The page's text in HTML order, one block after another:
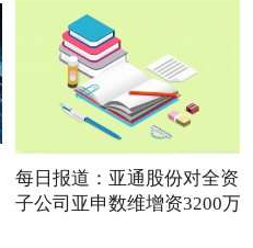
每日报道：亚通股份对全资
子公司亚申数维增资3200万